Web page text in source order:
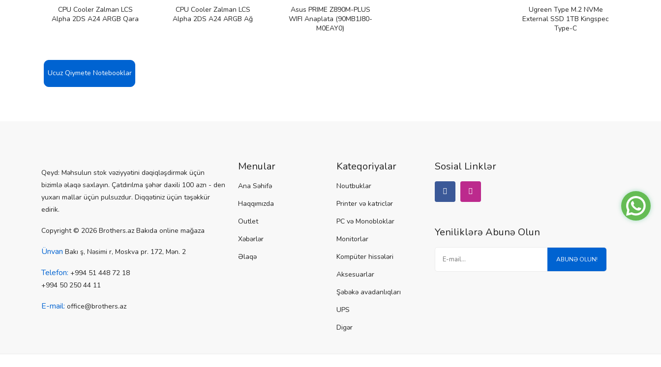
CPU Cooler Zalman LCS
Alpha 2DS A24 ARGB Qara
CPU Cooler Zalman LCS
Alpha 2DS A24 ARGB Ağ
Asus PRIME Z890M-PLUS
WIFI Anaplata (90MB1J80-
M0EAY0)
Ugreen Type M.2 NVMe
External SSD 1TB Kingspec
Type-C
Ucuz Qiymete Notebooklar
Qeyd: Məhsulun stok vəziyyətini dəqiqləşdirmək üçün
bizimlə əlaqə saxlayın. Çatdırılma şəhər daxili 100 azn - den
yuxarı mallar üçün pulsuzdur. Diqqətiniz üçün təşəkkür
edirik.
Copyright © 2026 Brothers.az Bakıda online mağaza
Ünvan Bakı ş, Nəsimi r, Moskva pr. 172, Mən. 2
Telefon: +994 51 448 72 18
+994 50 250 44 11
E-mail: office@brothers.az
Menular
Ana Səhifə
Haqqımızda
Outlet
Xəbərlər
Əlaqə
Kateqoriyalar
Noutbuklar
Printer və katriclər
PC və Monobloklar
Monitorlar
Kompüter hissələri
Aksesuarlar
Şəbəkə avadanlıqları
UPS
Digər
Sosial Linklər
Yeniliklərə Abunə Olun
ABUNƏ OLUN!